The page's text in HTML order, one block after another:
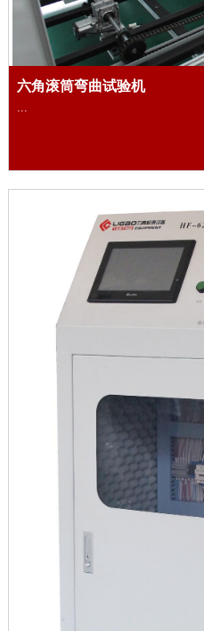
六角滚筒弯曲试验机
...